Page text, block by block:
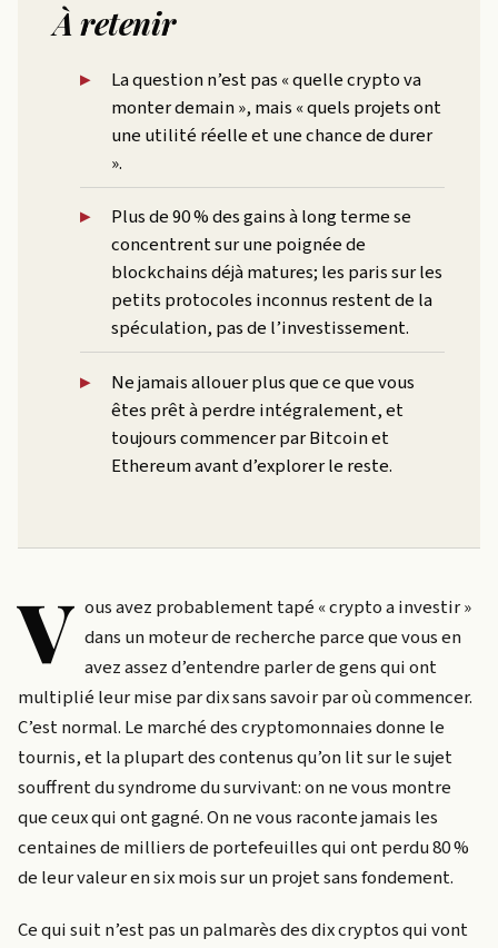
À retenir
La question n’est pas « quelle crypto va
monter demain », mais « quels projets ont
une utilité réelle et une chance de durer
».
Plus de 90 % des gains à long terme se
concentrent sur une poignée de
blockchains déjà matures; les paris sur les
petits protocoles inconnus restent de la
spéculation, pas de l’investissement.
Ne jamais allouer plus que ce que vous
êtes prêt à perdre intégralement, et
toujours commencer par Bitcoin et
Ethereum avant d’explorer le reste.
V ous avez probablement tapé « crypto a investir »
dans un moteur de recherche parce que vous en
avez assez d’entendre parler de gens qui ont
multiplié leur mise par dix sans savoir par où commencer.
C’est normal. Le marché des cryptomonnaies donne le
tournis, et la plupart des contenus qu’on lit sur le sujet
souffrent du syndrome du survivant: on ne vous montre
que ceux qui ont gagné. On ne vous raconte jamais les
centaines de milliers de portefeuilles qui ont perdu 80 %
de leur valeur en six mois sur un projet sans fondement.
Ce qui suit n’est pas un palmarès des dix cryptos qui vont